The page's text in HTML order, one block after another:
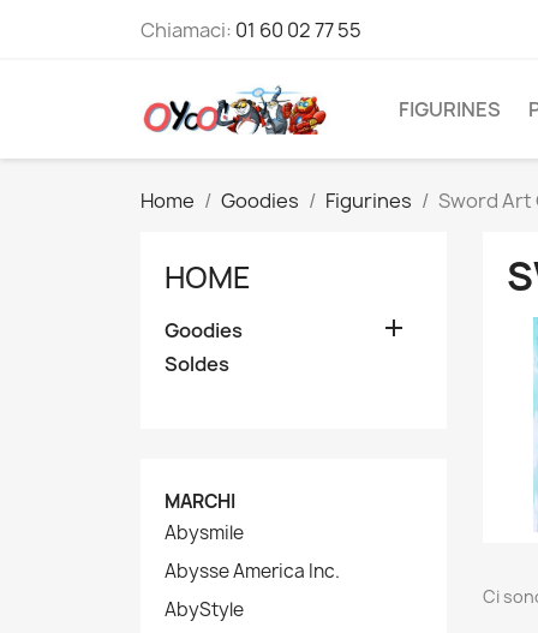
Chiamaci: 01 60 02 77 55
FIGURINES
Home Goodies Figurines Sword Art
HOME
Goodies 
Soldes
MARCHI
Abysmile
Abysse America Inc.
AbyStyle
Ci